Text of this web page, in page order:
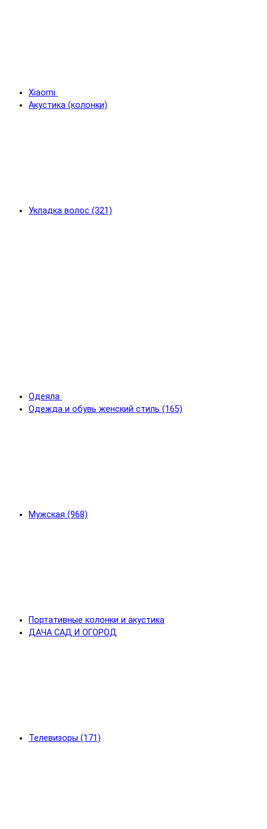
Xiaomi
Акустика (колонки)
Укладка волос (321)
Одеяла
Одежда и обувь женский стиль (165)
Мужская (968)
Портативные колонки и акустика
ДАЧА САД И ОГОРОД
Телевизоры (171)